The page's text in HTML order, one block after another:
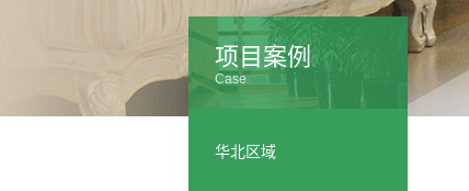
项目案例
Case
华北区域